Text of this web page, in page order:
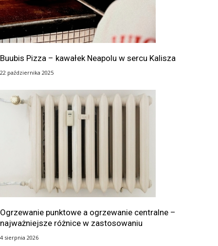
Buubis Pizza – kawałek Neapolu w sercu Kalisza
22 października 2025
Ogrzewanie punktowe a ogrzewanie centralne –
najważniejsze różnice w zastosowaniu
4 sierpnia 2026